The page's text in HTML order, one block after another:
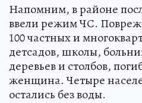
Напомним, в районе
ввели режим ЧС.
100 частных и
детсадов, школы,
деревьев и столбов,
женщина. Четыре
остались без воды.